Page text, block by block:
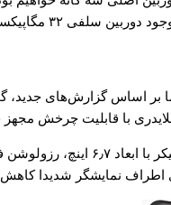
نمایشگر شدیدا کاهش